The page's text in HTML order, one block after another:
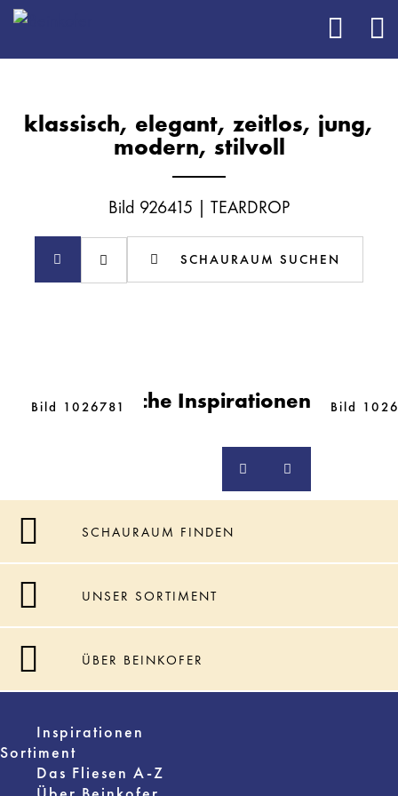
klassisch, elegant, zeitlos, jung,
modern, stilvoll
Bild 926415 | TEARDROP
SCHAURAUM SUCHEN
Ähnliche Inspirationen
Bild 1026781 Bild
SCHAURAUM FINDEN
UNSER SORTIMENT
ÜBER BEINKOFER
Inspirationen
Sortiment
Das Fliesen A-Z